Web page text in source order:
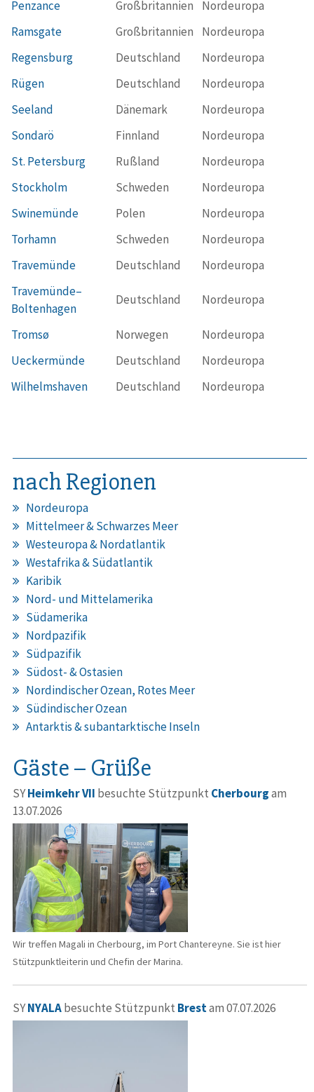
Penzance Großbritannien
Nordeuropa
Ramsgate
Großbritannien
Nordeuropa
Regensburg
Deutschland
Nordeuropa
Rügen
Deutschland
Nordeuropa
Seeland
Dänemark
Nordeuropa
Sondarö
Finnland
Nordeuropa
St. Petersburg
Rußland
Nordeuropa
Stockholm
Schweden
Nordeuropa
Swinemünde
Polen
Nordeuropa
Torhamn
Schweden
Nordeuropa
Travemünde
Deutschland
Nordeuropa
Travemünde–
Boltenhagen
Deutschland Nordeuropa
Tromsø Norwegen
Nordeuropa
Ueckermünde
Deutschland
Nordeuropa
Wilhelmshaven
Deutschland Nordeuropa
nach Regionen
Nordeuropa
Mittelmeer & Schwarzes Meer
Westeuropa & Nordatlantik
Westafrika & Südatlantik
Karibik
Nord- und Mittelamerika
Südamerika
Nordpazifik
Südpazifik
Südost- & Ostasien
Nordindischer Ozean, Rotes Meer
Südindischer Ozean
Antarktis & subantarktische Inseln
Gäste – Grüße
SYHeimkehr VII besuchte Stützpunkt Cherbourgam
13.07.2026
Wir treffen Magali in Cherbourg, im Port Chantereyne. Sie ist hier
Stützpunktleiterin und Chefin der Marina.
SYNYALAbesuchte Stützpunkt Brestam 07.07.2026